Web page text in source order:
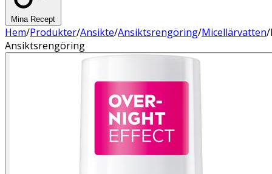
Mina Recept
Hem/Produkter/Ansikte/Ansiktsrengöring/Micellärvatten/
Ansiktsrengöring